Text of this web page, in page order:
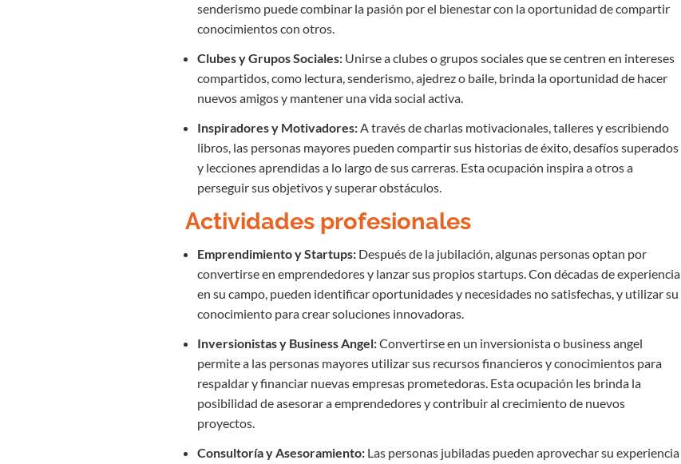
senderismo puede combinar la pasión por el bienestar con la oportunidad de compartir
conocimientos con otros.
Clubes y Grupos Sociales: Unirse a clubes o grupos sociales que se centren en intereses
compartidos, como lectura, senderismo, ajedrez o baile, brinda la oportunidad de hacer
nuevos amigos y mantener una vida social activa.
Inspiradores y Motivadores:A través de charlas motivacionales, talleres y escribiendo
libros, las personas mayores pueden compartir sus historias de éxito, desafíos superados
y lecciones aprendidas a lo largo de sus carreras. Esta ocupación inspira a otros a
perseguir sus objetivos y superar obstáculos.
Actividades profesionales
Emprendimiento y Startups: Después de la jubilación, algunas personas optan por
convertirse en emprendedores y lanzar sus propios startups. Con décadas de experiencia
en su campo, pueden identificar oportunidades y necesidades no satisfechas, y utilizar su
conocimiento para crear soluciones innovadoras.
Inversionistas y Business Angel:Convertirse en un inversionista o business angel
permite a las personas mayores utilizar sus recursos financieros y conocimientos para
respaldar y financiar nuevas empresas prometedoras. Esta ocupación les brinda la
posibilidad de asesorar a emprendedores y contribuir al crecimiento de nuevos
proyectos.
Consultoría y Asesoramiento: Las personas jubiladas pueden aprovechar su experiencia